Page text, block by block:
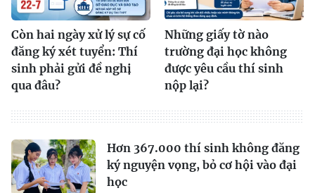
Còn hai ngày xử lý sự cố
đăng ký xét tuyển: Thí
sinh phải gửi đề nghị
qua đâu?
Những giấy tờ nào
trường đại học không
được yêu cầu thí sinh
nộp lại?
Hơn 367.000 thí sinh không đăng
ký nguyện vọng, bỏ cơ hội vào đại
học